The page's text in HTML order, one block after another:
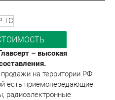
– высокая
на территории РФ
есть приемопередающие
радиоэлектронные